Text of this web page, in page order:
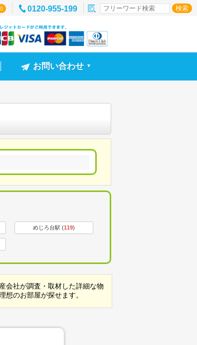
0 0120-955-199
お問い合わせ ▼
めじろ台駅 (119)
会社が調査・取材した詳細な物
のお部屋が探せます。